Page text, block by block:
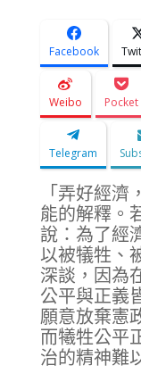
Facebook
Weibo Pocket
Telegram
「弄好經
能的解釋。
說：為了經
以被犠牲、
深談，因為
公平與正義
願意放棄憲
而犧牲公平
治的精神難